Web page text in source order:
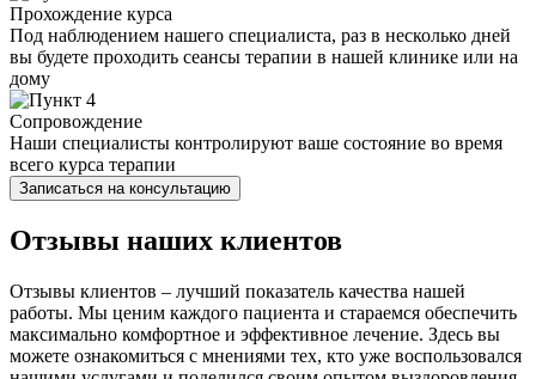
Прохождение курса
Под наблюдением нашего специалиста, раз в несколько дней
вы будете проходить сеансы терапии в нашей клинике или на
дому
Сопровождение
Наши специалисты контролируют ваше состояние во время
всего курса терапии
Записаться на консультацию
Отзывы наших клиентов
Отзывы клиентов – лучший показатель качества нашей
работы. Мы ценим каждого пациента и стараемся обеспечить
максимально комфортное и эффективное лечение. Здесь вы
можете ознакомиться с мнениями тех, кто уже воспользовался